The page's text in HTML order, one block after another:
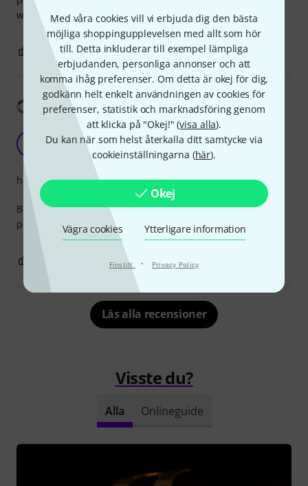
Med våra cookies vill vi erbjuda dig den bästa
möjliga shoppingupplevelsen med allt som hör
till. Detta inkluderar till exempel lämpliga
erbjudanden, personliga annonser och att
komma ihåg preferenser. Om detta är okej för dig,
godkänn helt enkelt användningen av cookies för
preferenser, statistik och marknadsföring genom
att klicka på "Okej!" (visa alla).
Du kan när som helst återkalla ditt samtycke via
cookieinställningarna (här).
Okej
Vägra cookies Ytterligare information
Finstilt · Privacy Policy
well for me.
0 ANMÄL RECENSION
Visa översättning
Durable and
Furvos 15.07.2025
Been using it for over a year and a half as of now and the
patch is still intact, didn't tear any bit yet.
hantverkskvalitet
ANMÄL RECENSION
Läs alla recensioner
Visste du?
Alla Onlineguide